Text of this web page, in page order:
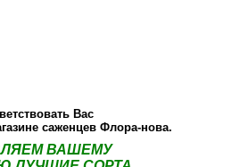
Вас
саженцев Флора-нова.
ВАШЕМУ